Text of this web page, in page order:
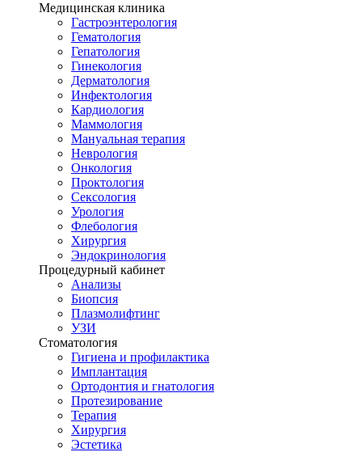
Медицинская клиника
Гастроэнтерология
Гематология
Гепатология
Гинекология
Дерматология
Инфектология
Кардиология
Маммология
Мануальная терапия
Неврология
Онкология
Проктология
Сексология
Урология
Флебология
Хирургия
Эндокринология
Процедурный кабинет
Анализы
Биопсия
Плазмолифтинг
УЗИ
Стоматология
Гигиена и профилактика
Имплантация
Ортодонтия и гнатология
Протезирование
Терапия
Хирургия
Эстетика